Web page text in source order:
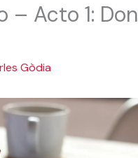
– Acto 1:
Gòdia